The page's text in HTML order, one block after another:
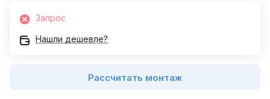
Запрос
Нашли дешевле?
Рассчитать монтаж